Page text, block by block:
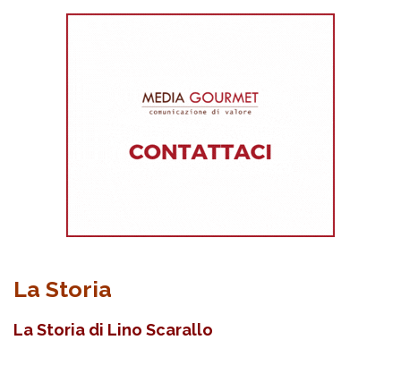
La Storia
La Storia di Lino Scarallo